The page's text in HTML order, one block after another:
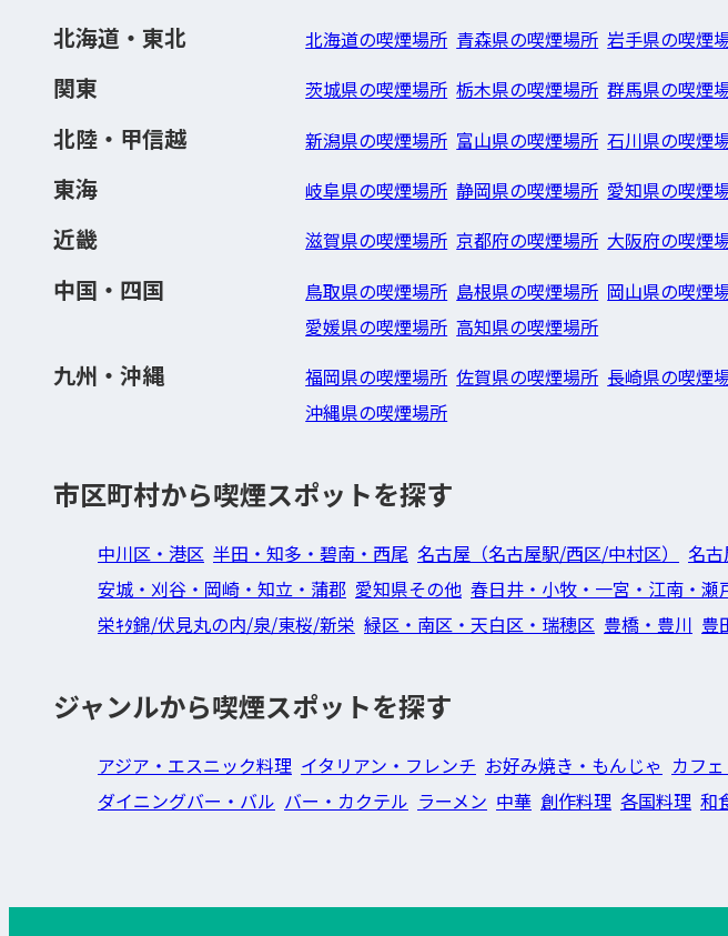
北海道・東北 北海道の喫煙場所 青森県の喫煙場所 岩手県の喫煙
関東 茨城県の喫煙場所 栃木県の喫煙場所 群馬県の喫煙
北陸・甲信越 新潟県の喫煙場所 富山県の喫煙場所 石川県の喫煙
東海 岐阜県の喫煙場所 静岡県の喫煙場所 愛知県の喫煙
近畿 滋賀県の喫煙場所 京都府の喫煙場所 大阪府の喫煙
中国・四国 鳥取県の喫煙場所 島根県の喫煙場所 岡山県の喫煙
愛媛県の喫煙場所 高知県の喫煙場所
九州・沖縄 福岡県の喫煙場所 佐賀県の喫煙場所 長崎県の喫煙
沖縄県の喫煙場所
市区町村から喫煙スポットを探す
中川区・港区 半田・知多・碧南・西尾 名古屋（名古屋駅/西区/中村区） 名
安城・刈谷・岡崎・知立・蒲郡 愛知県その他 春日井・小牧・一宮・江南・瀬
栄ｷﾀ錦/伏見丸の内/泉/東桜/新栄 緑区・南区・天白区・瑞穂区 豊橋・豊川 豊
ジャンルから喫煙スポットを探す
アジア・エスニック料理 イタリアン・フレンチ お好み焼き・もんじゃ カフ
ダイニングバー・バル バー・カクテル ラーメン 中華 創作料理 各国料理 和